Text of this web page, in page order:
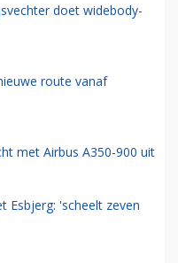
doet widebody-
route vanaf
met Airbus A350-900 uit
Esbjerg: 'scheelt zeven